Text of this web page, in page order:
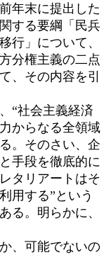
年末に提出した
する要綱「民兵
行」について、
分権主義の二点
、その内容を引
“社会主義経済
からなる全領域
。そのさい、企
手段を徹底的に
タリアートはそ
用する”という
る。明らかに、
、可能でないの